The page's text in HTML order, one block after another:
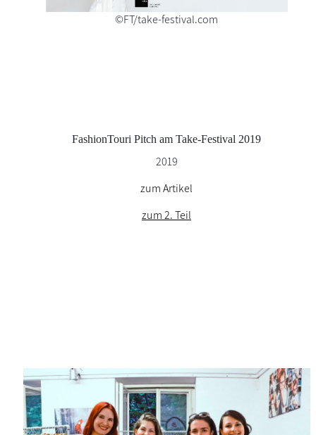
©FT/take-festival.com
FashionTouri Pitch am Take-Festival 2019
2019
zum Artikel
zum 2. Teil